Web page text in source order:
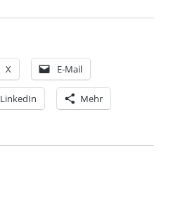
X E-Mail
LinkedIn Mehr